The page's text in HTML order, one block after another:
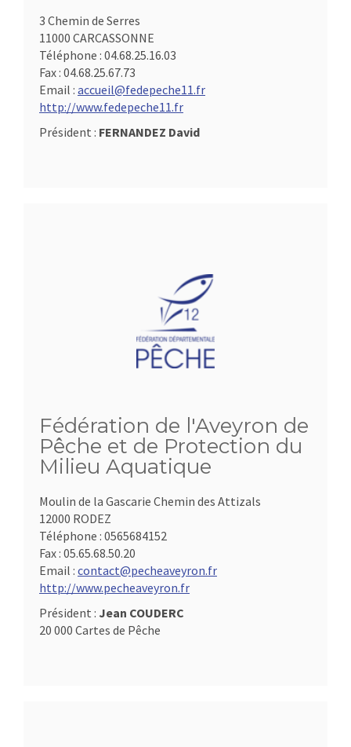
3 Chemin de Serres
11000 CARCASSONNE
Téléphone : 04.68.25.16.03
Fax : 04.68.25.67.73
Email : accueil@fedepeche11.fr
http://www.fedepeche11.fr
Président : FERNANDEZ David
Fédération de l'Aveyron de
Pêche et de Protection du
Milieu Aquatique
Moulin de la Gascarie Chemin des Attizals
12000 RODEZ
Téléphone : 0565684152
Fax : 05.65.68.50.20
Email : contact@pecheaveyron.fr
http://www.pecheaveyron.fr
Président : Jean COUDERC
20 000 Cartes de Pêche